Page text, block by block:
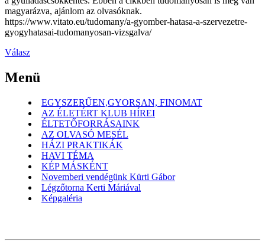
magyarázva, ajánlom az olvasóknak.
https://www.vitato.eu/tudomany/a-gyomber-hatasa-a-szervezetre-
gyogyhatasai-tudomanyosan-vizsgalva/
Válasz
Menü
EGYSZERŰEN,GYORSAN, FINOMAT
AZ ÉLETÉRT KLUB HÍREI
ÉLTETŐFORRÁSAINK
AZ OLVASÓ MESÉL
HÁZI PRAKTIKÁK
HAVI TÉMA
KÉP MÁSKÉNT
Novemberi vendégünk Kürti Gábor
Légzőtorna Kerti Máriával
Képgaléria